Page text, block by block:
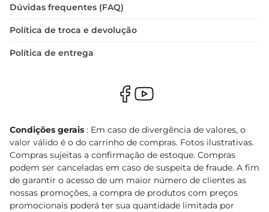
Dúvidas frequentes (FAQ)
Política de troca e devolução
Política de entrega
Condições gerais : Em caso de divergência de valores, o
valor válido é o do carrinho de compras. Fotos ilustrativas.
Compras sujeitas a confirmação de estoque. Compras
podem ser canceladas em caso de suspeita de fraude. A fim
de garantir o acesso de um maior número de clientes as
nossas promoções, a compra de produtos com preços
promocionais poderá ter sua quantidade limitada por